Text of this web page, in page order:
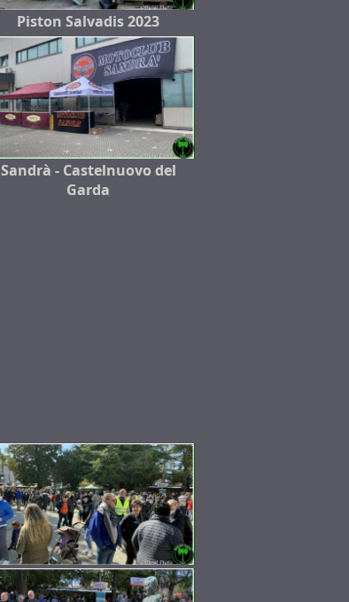
Piston Salvadis 2023
Sandrà - Castelnuovo del
Garda